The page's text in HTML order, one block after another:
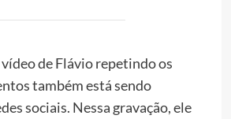
de Flávio repetindo os
também está sendo
sociais. Nessa gravação, ele